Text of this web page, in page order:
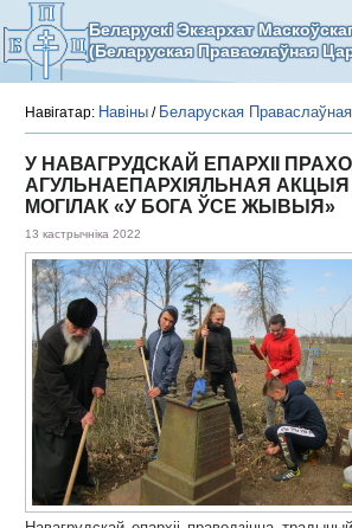
Беларускі Экзархат
(Беларуская Праваслаўная
Навігатар: Навіны / Беларуская
У НАВАГРУДСКАЙ ЕПАРХІІ
АГУЛЬНАЕПАРХІЯЛЬНАЯ
МОГІЛАК «У БОГА ЎСЕ ЖЫВЫЯ»
13 кастрычніка 2022